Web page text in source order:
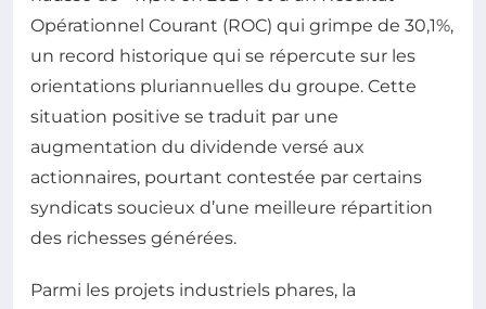
Opérationnel Courant (ROC) qui grimpe de 30,1%,
un record historique qui se répercute sur les
orientations pluriannuelles du groupe. Cette
situation positive se traduit par une
augmentation du dividende versé aux
actionnaires, pourtant contestée par certains
syndicats soucieux d’une meilleure répartition
des richesses générées.
Parmi les projets industriels phares, la